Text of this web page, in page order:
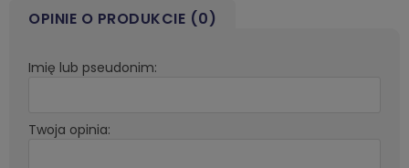
OPINIE O PRODUKCIE (0)
Imię lub pseudonim:
Twoja opinia: